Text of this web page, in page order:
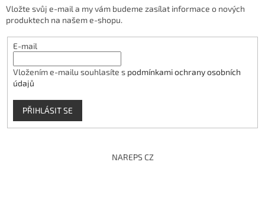
Vložte svůj e-mail a my vám budeme zasílat informace o nových
produktech na našem e-shopu.
E-mail
Vložením e-mailu souhlasíte s podmínkami ochrany osobních
údajů
PŘIHLÁSIT SE
NAREPS CZ